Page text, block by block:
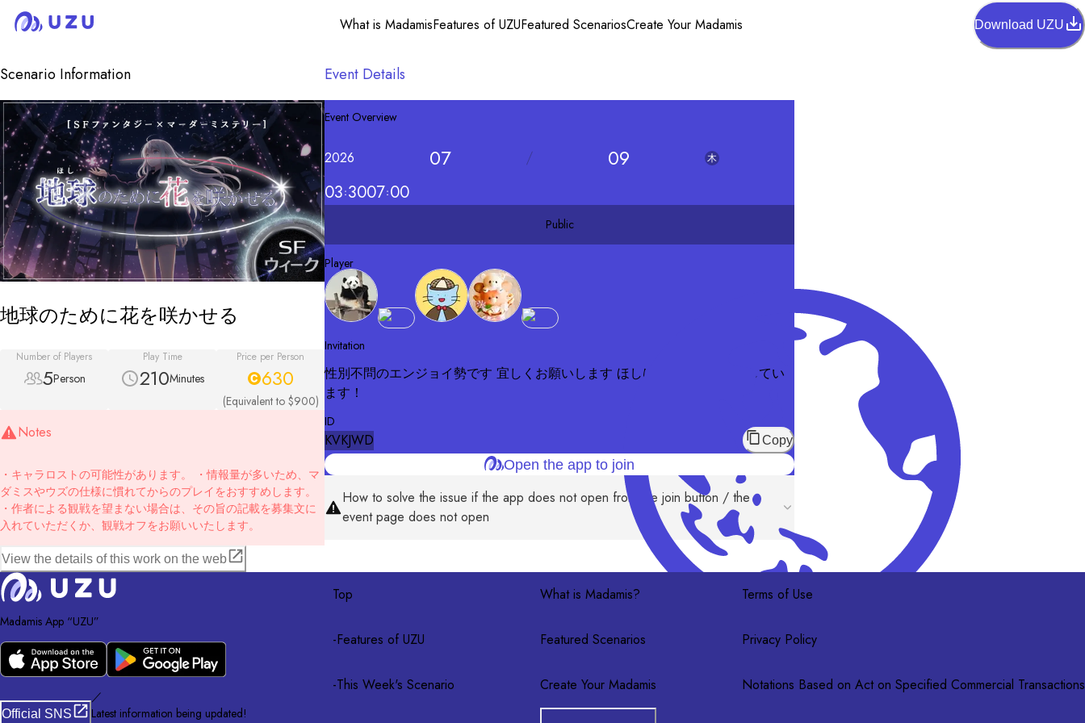
What is MadamisFeatures of UZUFeatured ScenariosCreate Your Madamis Download UZU
Scenario Information
地球のために花を咲かせる
Number of Players
5Person
Play Time
210Minutes
Price per Person
630
(Equivalent to $900)
Notes
・キャラロストの可能性があります。 ・情報量が多いため、マ
ダミスやウズの仕様に慣れてからのプレイをおすすめします。
・作者による観戦を望まない場合は、その旨の記載を募集文に
入れていただくか、観戦オフをお願いいたします。
View the details of this work on the web
Event Details
Event Overview
2026 07 09 木
03 3007 00
Public
Player
Invitation
性別不問のエンジョイ勢です 宜しくお願いします ほしはなの参加者を探してい
ます！
ID
KVKJWD Copy
Open the app to join
How to solve the issue if the app does not open from the join button / the
event page does not open
Madamis App “UZU”
Official SNS
／
Latest information being updated!
Top
-Features of UZU
-This Week's Scenario
What is Madamis?
Featured Scenarios
Create Your Madamis
Terms of Use
Privacy Policy
Notations Based on Act on Specified Commercial Transactions